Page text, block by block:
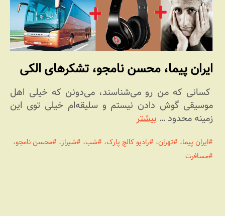
ایران پیما، محسن نامجو، تشکرهای الکی
کسانی که من رو می‌شناسند، می‌دونن که خیلی اهل
موسیقی گوش دادن نیستم و سلیقه‌ام خیلی توی این
زمینه محدود …بیشتر
ایران پیما، تهران، رادیو کالج پارک، شب، شیراز، محسن نامجو،
مسافرت